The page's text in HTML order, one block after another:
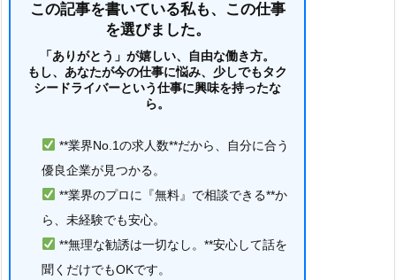
この記事を書いている私も、この仕事
を選びました。
「ありがとう」が嬉しい、自由な働き方。
もし、あなたが今の仕事に悩み、少しでもタク
シードライバーという仕事に興味を持ったな
ら。
**業界No.1の求人数**だから、自分に合う
優良企業が見つかる。
**業界のプロに『無料』で相談できる**か
ら、未経験でも安心。
**無理な勧誘は一切なし。**安心して話を
聞くだけでもOKです。